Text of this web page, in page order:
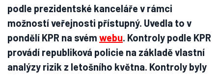
podle prezidentské kanceláře v rámci
možností veřejnosti přístupný. Uvedla to v
pondělí KPR na svém webu. Kontroly podle KPR
provádí republiková policie na základě vlastní
analýzy rizik z letošního května. Kontroly byly